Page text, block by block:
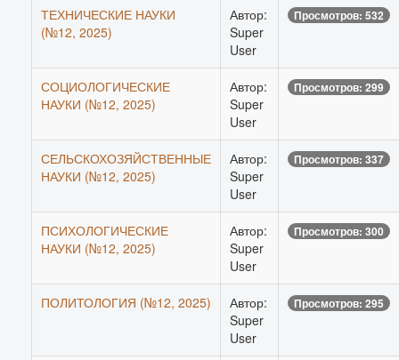
ТЕХНИЧЕСКИЕ НАУКИ
(№12, 2025)
Автор:
Super
User
Просмотров: 532
СОЦИОЛОГИЧЕСКИЕ
НАУКИ (№12, 2025)
Автор:
Super
User
Просмотров: 299
СЕЛЬСКОХОЗЯЙСТВЕННЫЕ
НАУКИ (№12, 2025)
Автор:
Super
User
Просмотров: 337
ПСИХОЛОГИЧЕСКИЕ
НАУКИ (№12, 2025)
Автор:
Super
User
Просмотров: 300
ПОЛИТОЛОГИЯ (№12, 2025)
Автор:
Super
User
Просмотров: 295